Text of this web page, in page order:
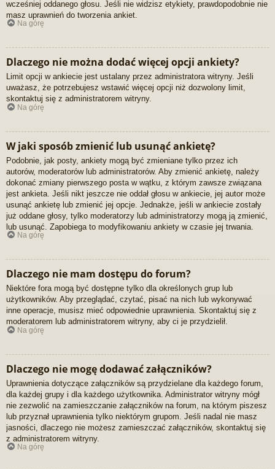
wcześniej oddanego głosu. Jeśli nie widzisz etykiety, prawdopodobnie nie
masz uprawnień do tworzenia ankiet.
Na górę
Dlaczego nie można dodać więcej opcji ankiety?
Limit opcji w ankiecie jest ustalany przez administratora witryny. Jeśli
uważasz, że potrzebujesz wstawić więcej opcji niż dozwolony limit,
skontaktuj się z administratorem witryny.
Na górę
W jaki sposób zmienić lub usunąć ankietę?
Podobnie, jak posty, ankiety mogą być zmieniane tylko przez ich
autorów, moderatorów lub administratorów. Aby zmienić ankietę, należy
dokonać zmiany pierwszego posta w wątku, z którym zawsze związana
jest ankieta. Jeśli nikt jeszcze nie oddał głosu w ankiecie, jej autor może
usunąć ankietę lub zmienić jej opcje. Jednakże, jeśli w ankiecie zostały
już oddane głosy, tylko moderatorzy lub administratorzy mogą ją zmienić,
lub usunąć. Zapobiega to modyfikowaniu ankiety w czasie jej trwania.
Na górę
Dlaczego nie mam dostępu do forum?
Niektóre fora mogą być dostępne tylko dla określonych grup lub
użytkowników. Aby przeglądać, czytać, pisać na nich lub wykonywać
inne operacje, musisz mieć odpowiednie uprawnienia. Skontaktuj się z
moderatorem lub administratorem witryny, aby ci je przydzielił.
Na górę
Dlaczego nie mogę dodawać załączników?
Uprawnienia dotyczące załączników są przydzielane dla każdego forum,
dla każdej grupy i dla każdego użytkownika. Administrator witryny mógł
nie zezwolić na zamieszczanie załączników na forum, na którym piszesz
lub przyznał uprawnienia tylko niektórym grupom. Jeśli nadal nie masz
jasności, dlaczego nie możesz zamieszczać załączników, skontaktuj się
z administratorem witryny.
Na górę